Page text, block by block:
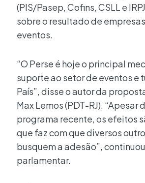
(PIS/Pasep, Cofins, CSLL e
sobre o resultado de
eventos.
“O Perse é hoje o principal
suporte ao setor de eventos e
País”, disse o autor da
Max Lemos (PDT-RJ). “Apesar
programa recente, os efeitos
que faz com que diversos
busquem a adesão”,
parlamentar.